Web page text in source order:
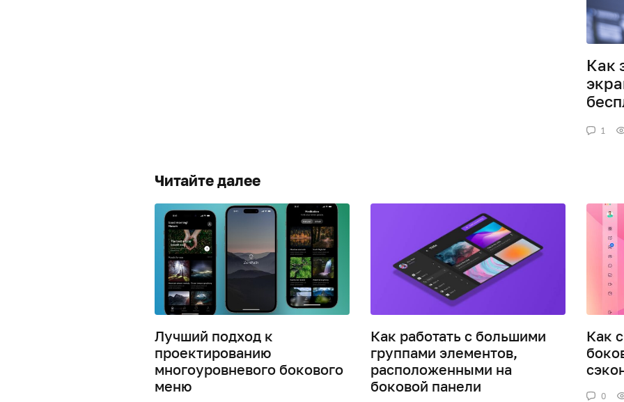
Как
1
Читайте далее
Лучший подход к
проектированию
многоуровневого бокового
меню
Как работать с большими
группами элементов,
расположенными на
боковой панели
Как
0